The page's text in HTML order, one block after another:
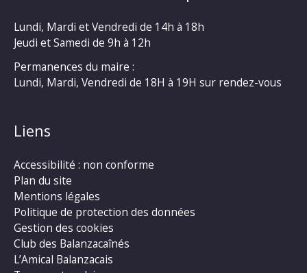
Lundi, Mardi et Vendredi de 14h à 18h
Jeudi et Samedi de 9h à 12h
Permanences du maire :
Lundi, Mardi, Vendredi de 18H à 19H sur rendez-vous
Liens
Accessibilité : non conforme
Plan du site
Mentions légales
Politique de protection des données
Gestion des cookies
Club des Balanzacaînés
L’Amical Balanzacais